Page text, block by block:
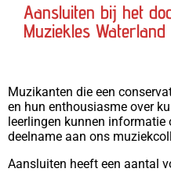
Aansluiten bij het
Muziekles Waterland
Muzikanten die een
en hun enthousiasme over
leerlingen kunnen
deelname aan ons
Aansluiten heeft een aantal